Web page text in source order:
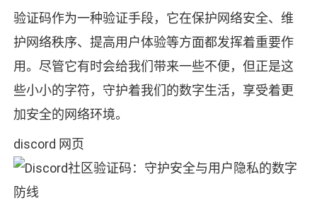
验证码作为一种验证手段，它在保护网络安全、维
护网络秩序、提高用户体验等方面都发挥着重要作
用。尽管它有时会给我们带来一些不便，但正是这
些小小的字符，守护着我们的数字生活，享受着更
加安全的网络环境。
discord 网页